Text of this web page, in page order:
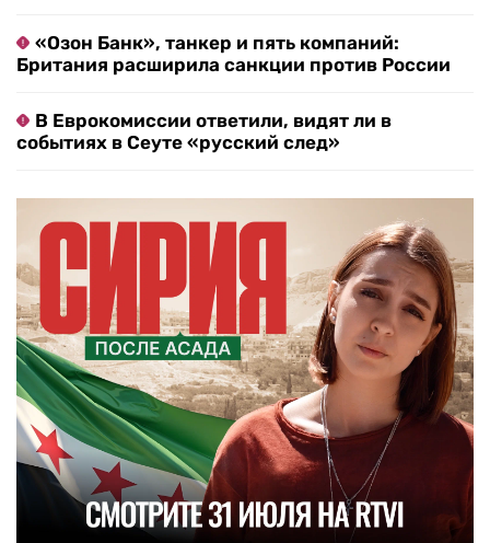
«Озон Банк», танкер и пять компаний:
Британия расширила санкции против России
В Еврокомиссии ответили, видят ли в
событиях в Сеуте «русский след»